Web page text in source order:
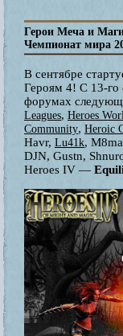
Герои Меча и
Чемпионат мира
В сентябре
Героям 4! С 13-го
форумах
Leagues, Heroes
Community, Heroiс
Havr, Lu41k,
DJN, Gustn,
Heroes IV —